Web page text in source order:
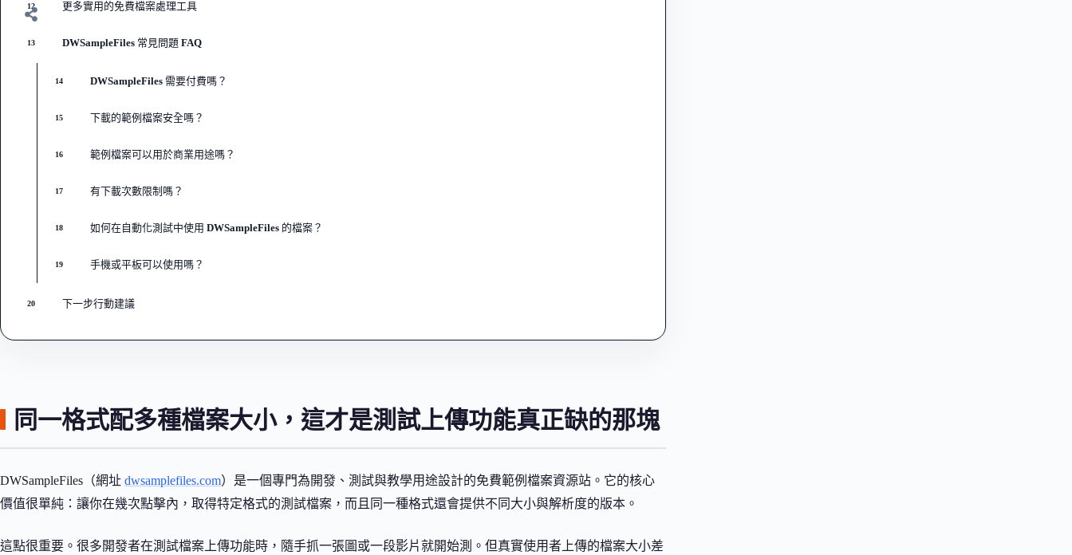
12 更多實用的免費檔案處理工具
13 DWSampleFiles 常見問題 FAQ
14 DWSampleFiles 需要付費嗎？
15 下載的範例檔案安全嗎？
16 範例檔案可以用於商業用途嗎？
17 有下載次數限制嗎？
18 如何在自動化測試中使用 DWSampleFiles 的檔案？
19 手機或平板可以使用嗎？
20 下一步行動建議
同一格式配多種檔案大小，這才是測試上傳功能真正缺的那塊
DWSampleFiles（網址 dwsamplefiles.com）是一個專門為開發、測試與教學用途設計的免費範例檔案資源站。它的核心
價值很單純：讓你在幾次點擊內，取得特定格式的測試檔案，而且同一種格式還會提供不同大小與解析度的版本。
這點很重要。很多開發者在測試檔案上傳功能時，隨手抓一張圖或一段影片就開始測。但真實使用者上傳的檔案大小差